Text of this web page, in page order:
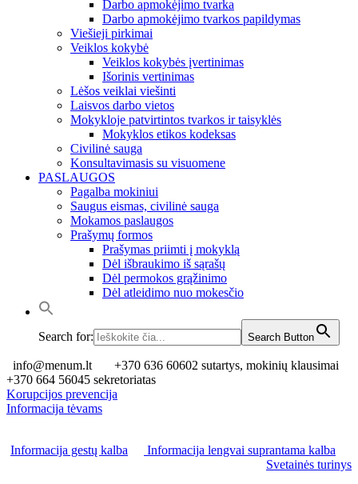
Darbo apmokėjimo tvarka
Darbo apmokėjimo tvarkos papildymas
Viešieji pirkimai
Veiklos kokybė
Veiklos kokybės įvertinimas
Išorinis vertinimas
Lėšos veiklai viešinti
Laisvos darbo vietos
Mokykloje patvirtintos tvarkos ir taisyklės
Mokyklos etikos kodeksas
Civilinė sauga
Konsultavimasis su visuomene
PASLAUGOS
Pagalba mokiniui
Saugus eismas, civilinė sauga
Mokamos paslaugos
Prašymų formos
Prašymas priimti į mokyklą
Dėl išbraukimo iš sąrašų
Dėl permokos grąžinimo
Dėl atleidimo nuo mokesčio
Search for: Search Button
info@menum.lt
+370 636 60602 sutartys, mokinių klausimai
+370 664 56045 sekretoriatas
Korupcijos prevencija
Informacija tėvams
Informacija gestų kalba
Informacija lengvai suprantama kalba
Svetainės turinys